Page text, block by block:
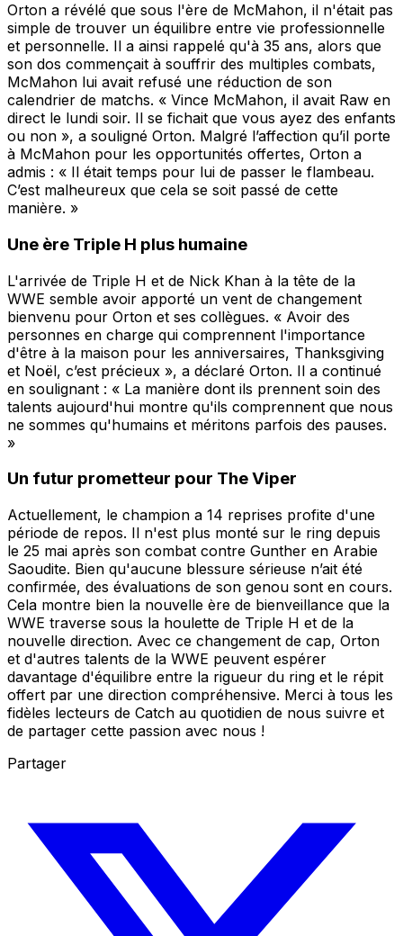
Orton a révélé que sous l'ère de McMahon, il n'était pas
simple de trouver un équilibre entre vie professionnelle
et personnelle. Il a ainsi rappelé qu'à 35 ans, alors que
son dos commençait à souffrir des multiples combats,
McMahon lui avait refusé une réduction de son
calendrier de matchs. « Vince McMahon, il avait Raw en
direct le lundi soir. Il se fichait que vous ayez des enfants
ou non », a souligné Orton. Malgré l’affection qu’il porte
à McMahon pour les opportunités offertes, Orton a
admis : « Il était temps pour lui de passer le flambeau.
C’est malheureux que cela se soit passé de cette
manière. »
Une ère Triple H plus humaine
L'arrivée de Triple H et de Nick Khan à la tête de la
WWE semble avoir apporté un vent de changement
bienvenu pour Orton et ses collègues. « Avoir des
personnes en charge qui comprennent l'importance
d'être à la maison pour les anniversaires, Thanksgiving
et Noël, c’est précieux », a déclaré Orton. Il a continué
en soulignant : « La manière dont ils prennent soin des
talents aujourd'hui montre qu'ils comprennent que nous
ne sommes qu'humains et méritons parfois des pauses.
»
Un futur prometteur pour The Viper
Actuellement, le champion a 14 reprises profite d'une
période de repos. Il n'est plus monté sur le ring depuis
le 25 mai après son combat contre Gunther en Arabie
Saoudite. Bien qu'aucune blessure sérieuse n’ait été
confirmée, des évaluations de son genou sont en cours.
Cela montre bien la nouvelle ère de bienveillance que la
WWE traverse sous la houlette de Triple H et de la
nouvelle direction. Avec ce changement de cap, Orton
et d'autres talents de la WWE peuvent espérer
davantage d'équilibre entre la rigueur du ring et le répit
offert par une direction compréhensive. Merci à tous les
fidèles lecteurs de Catch au quotidien de nous suivre et
de partager cette passion avec nous !
Partager